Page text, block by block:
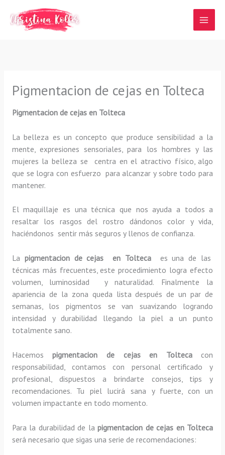
contenido
Pigmentacion de cejas en Tolteca
Pigmentacion de cejas en Tolteca
La belleza es un concepto que produce sensibilidad a la
mente, expresiones sensoriales, para los hombres y las
mujeres la belleza se centra en el atractivo físico, algo
que se logra con esfuerzo para alcanzar y sobre todo para
mantener.
El maquillaje es una técnica que nos ayuda a todos a
resaltar los rasgos del rostro dándonos color y vida,
haciéndonos sentir más seguros y llenos de confianza.
La pigmentacion de cejas en Tolteca es una de las
técnicas más frecuentes, este procedimiento logra efecto
volumen, luminosidad y naturalidad. Finalmente la
apariencia de la zona queda lista después de un par de
semanas, los pigmentos se van suavizando logrando
intensidad y durabilidad llegando la piel a un punto
totalmente sano.
Hacemospigmentacion de cejas en Toltecacon
responsabilidad, contamos con personal certificado y
profesional, dispuestos a brindarte consejos, tips y
recomendaciones. Tu piel lucirá sana y fuerte, con un
volumen impactante en todo momento.
Para la durabilidad de lapigmentacion de cejas en Tolteca
será necesario que sigas una serie de recomendaciones: